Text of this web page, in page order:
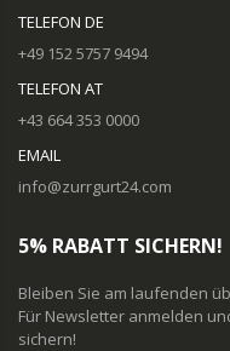
TELEFON DE
+49 152 5757 9494
TELEFON AT
+43 664 353 0000
EMAIL
info@zurrgurt24.com
5% RABATT SICHERN!
Bleiben Sie am laufenden
Für Newsletter anmelden
sichern!